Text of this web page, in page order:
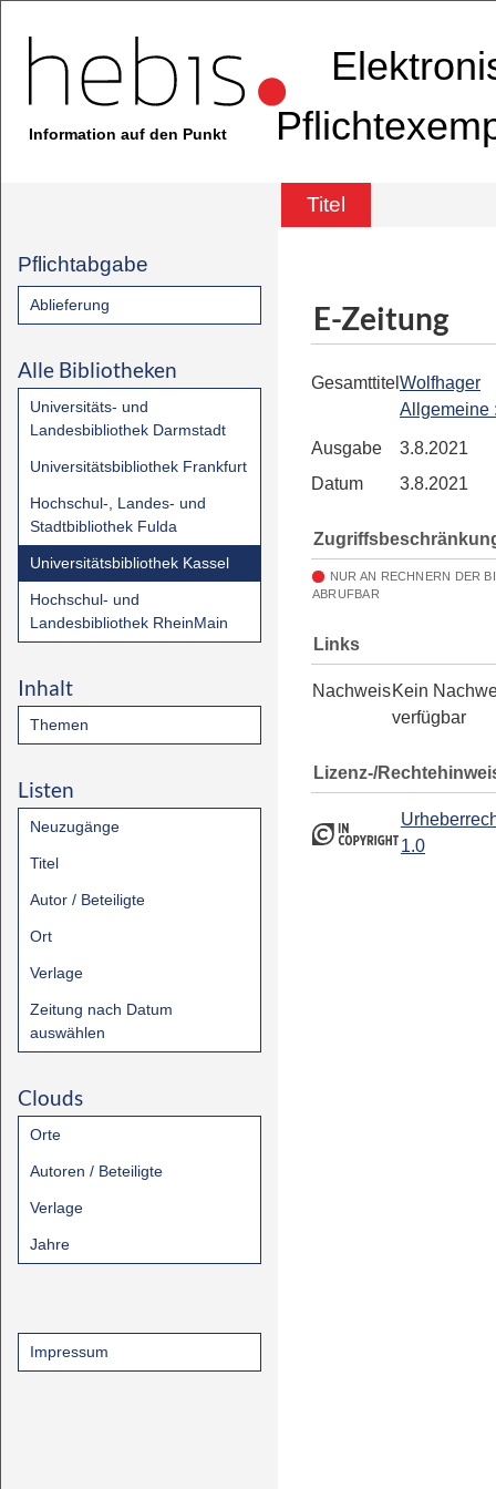
Information auf den Punkt
Titel
Pflichtabgabe
Ablieferung
Alle Bibliotheken
Universitäts- und
Landesbibliothek Darmstadt
Universitätsbibliothek Frankfurt
Hochschul-, Landes- und
Stadtbibliothek Fulda
Universitätsbibliothek Kassel
Hochschul- und
Landesbibliothek RheinMain
Inhalt
Themen
Listen
Neuzugänge
Titel
Autor / Beteiligte
Ort
Verlage
Zeitung nach Datum
auswählen
Clouds
Orte
Autoren / Beteiligte
Verlage
Jahre
Impressum
E-Zeitung
Gesamttitel Wolfhager
Allgemeine
Ausgabe
3.8.2021
Datum
3.8.2021
NUR AN RECHNERN DER
ABRUFBAR
Links
NachweisKein
verfügbar
Lizenz-/
1.0